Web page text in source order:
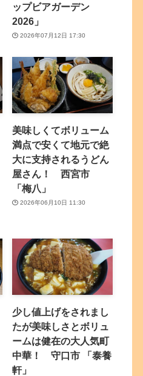
ップビアガーデン
2026」
2026年07月12日 17:30
美味しくてボリューム
満点で安くて地元で絶
大に支持されるうどん
屋さん！ 西宮市
「梅八」
2026年06月10日 11:30
少し値上げをされまし
たが美味しさとボリュ
ームは健在の大人気町
中華！ 守口市 「泰養
軒」